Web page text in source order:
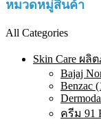
หมวดหมู่สินค้า
All Categories
Skin Care ผ
Bajaj
Benzac
ครีม 91